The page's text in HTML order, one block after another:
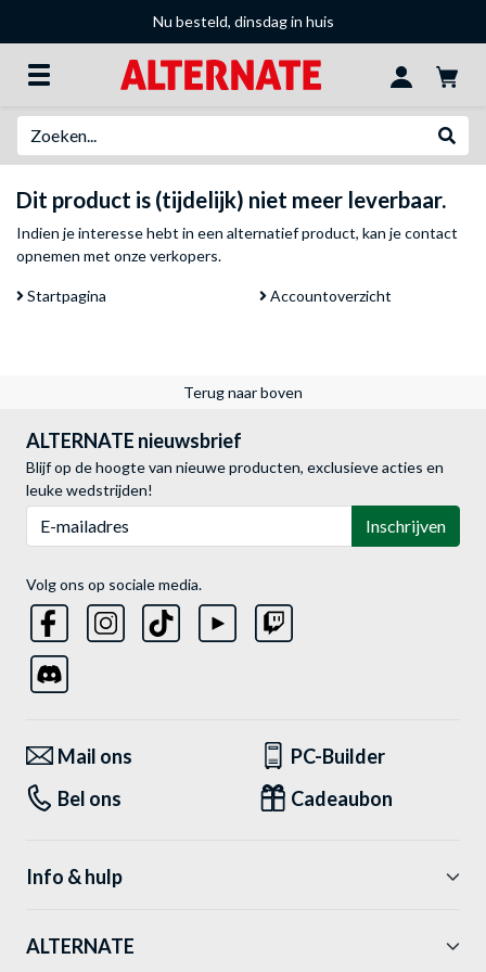
Nu besteld, dinsdag in huis
Dit product is (tijdelijk) niet meer leverbaar.
Indien je interesse hebt in een alternatief product, kan jecontact
opnemen met onze verkopers.
Startpagina Accountoverzicht
Terug naar boven
ALTERNATE nieuwsbrief
Blijf op de hoogte van nieuwe producten, exclusieve acties en
leuke wedstrijden!
Inschrijven
Volg ons op sociale media.
Mail ons
PC-Builder
Bel ons
Cadeaubon
Info & hulp
ALTERNATE